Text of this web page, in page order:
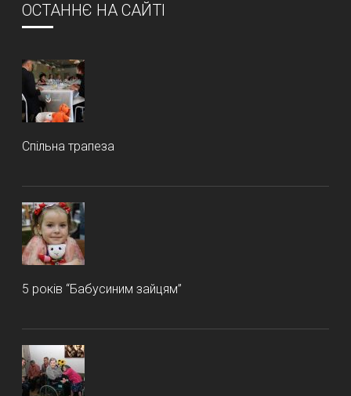
ОСТАННЄ НА САЙТІ
Спільна трапеза
5 років “Бабусиним зайцям”